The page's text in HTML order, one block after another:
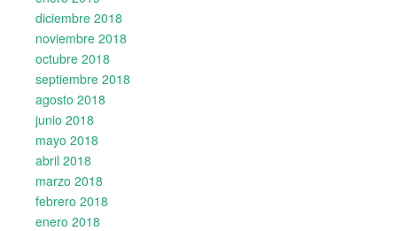
diciembre 2018
noviembre 2018
octubre 2018
septiembre 2018
agosto 2018
junio 2018
mayo 2018
abril 2018
marzo 2018
febrero 2018
enero 2018